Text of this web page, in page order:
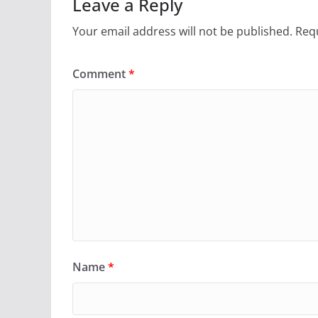
Your email address will not be published.
Comment*
Name*